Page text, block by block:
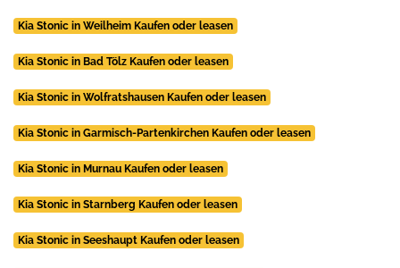
Kia Stonic in Weilheim Kaufen oder leasen
Kia Stonic in Bad Tölz Kaufen oder leasen
Kia Stonic in Wolfratshausen Kaufen oder leasen
Kia Stonic in Garmisch-Partenkirchen Kaufen oder leasen
Kia Stonic in Murnau Kaufen oder leasen
Kia Stonic in Starnberg Kaufen oder leasen
Kia Stonic in Seeshaupt Kaufen oder leasen